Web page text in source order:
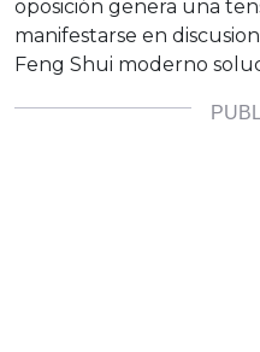
oposición genera una
manifestarse en
Feng Shui moderno